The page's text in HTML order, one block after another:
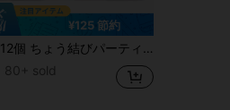
¥125 節約
12個 ちょう結びパーティー 好意品バッグ、ジュエリー梱包袋、お誕生日/結婚式パーティー&キャンディー/ビスケット保存用のおやつバッグ
80+ sold